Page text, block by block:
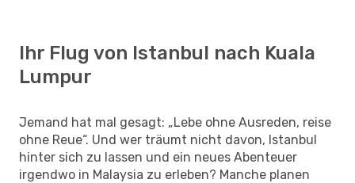
Ihr Flug von Istanbul nach Kuala
Lumpur
Jemand hat mal gesagt: „Lebe ohne Ausreden, reise
ohne Reue“. Und wer träumt nicht davon, Istanbul
hinter sich zu lassen und ein neues Abenteuer
irgendwo in Malaysia zu erleben? Manche planen